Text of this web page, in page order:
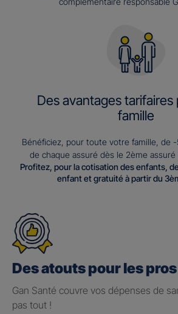
Des avantages
famille
Bénéficiez, pour toute votre famille, de
de chaque assuré dès le 2ème
Profitez, pour la cotisation des enfants,
enfant et gratuité à partir du
Des atouts pour les
Gan Santé couvre vos dépenses de
pas tout !